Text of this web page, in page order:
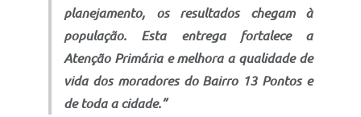
planejamento, os resultados chegam à
população. Esta entrega fortalece a
Atenção Primária e melhora a qualidade de
vida dos moradores do Bairro 13 Pontos e
de toda a cidade.”